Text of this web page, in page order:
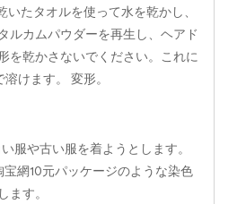
たタオルを使って水を乾かし、
ルカムパウダーを再生し、ヘアド
を乾かさないでください。これに
けます。 変形。
服や古い服を着ようとします。
網10元パッケージのような染色
ます。